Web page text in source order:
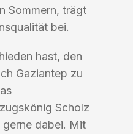
Sommern, trägt
bei.
hast, den
Gaziantep zu
Scholz
dabei. Mit